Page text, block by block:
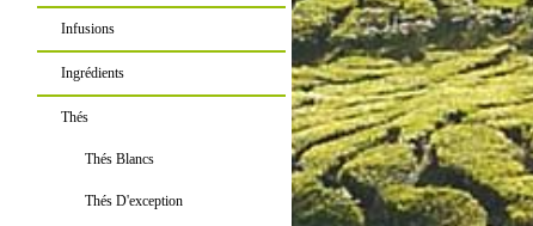
Infusions
Ingrédients
Thés
Thés Blancs
Thés D'exception